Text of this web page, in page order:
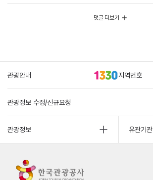
댓글 더보기
관광안내 지역번호
관광정보 수정/신규요청
관광정보 유관기관